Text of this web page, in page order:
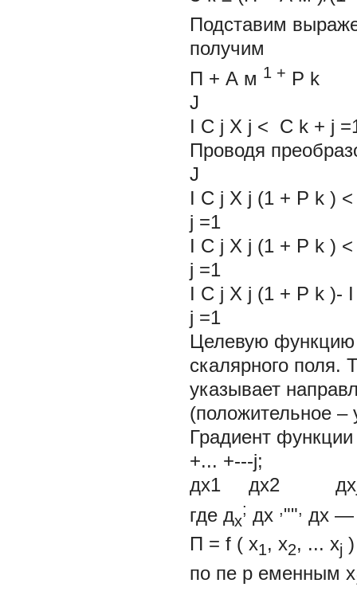
Подставим
получим
П + А м 1 + P k
J
I C j X j < C k + j
Проводя
J
I C j X j (1 + P k )
j =1
I C j X j (1 + P k )
j
I C j X j (1 + P k )- I
j
Целевую
скалярного поля.
указывает
(положительное –
Градиент
+... +---j;
дx1 дx2 дxj
где дx
; дx ,"", дx —
П = f ( x1, x2, ... xj )
по пе р еменным х